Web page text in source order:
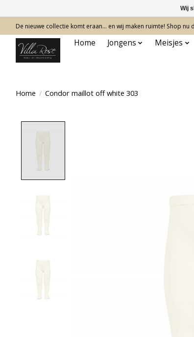
De nieuwe collectie komt eraan… en wij maken ruimte! Shop nu
Home Jongens Meisjes
Home / Condor maillot off white 303
Wij